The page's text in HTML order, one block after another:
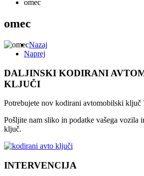
omec
omec
Nazaj
Naprej
DALJINSKI KODIRANI
KLJUČI
Potrebujete nov kodirani avtomobilski ključ
Pošljite nam sliko in podatke vašega vozila
ključ.
INTERVENCIJA